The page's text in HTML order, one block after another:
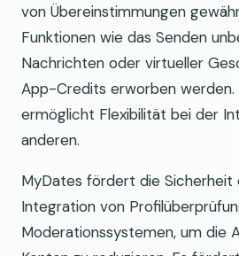
von Übereinstimmungen
Funktionen wie das Senden
Nachrichten oder virtueller
App-Credits erworben werden.
ermöglicht Flexibilität bei der
anderen.
MyDates fördert die Sicherheit
Integration von
Moderationssystemen, um die